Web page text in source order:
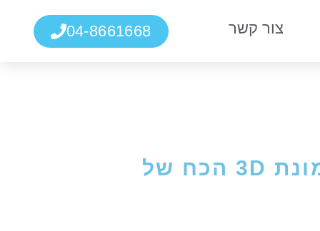
צור קשר 04-8661668
פאזל 300 חלקים תמונת 3D הכח של